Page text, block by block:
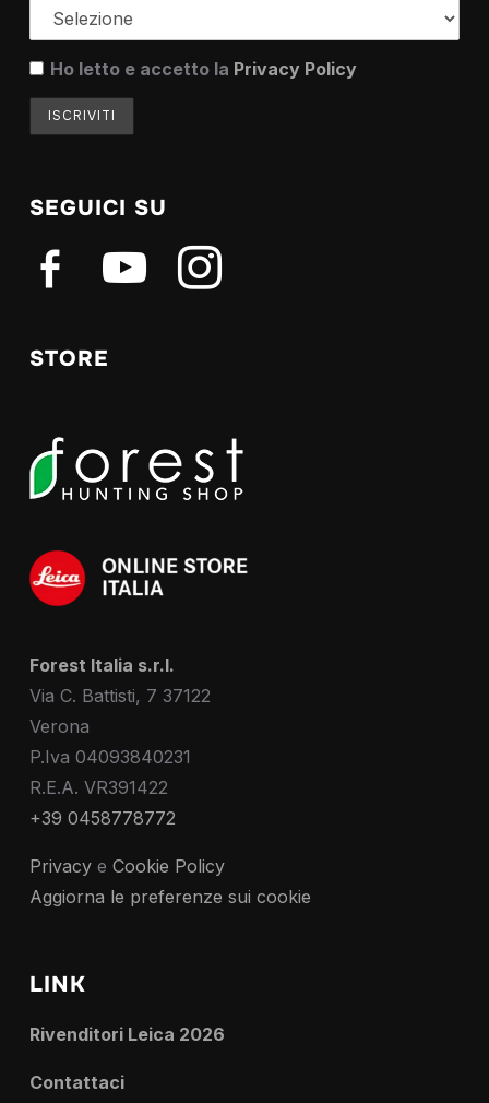
Ho letto e accetto la Privacy Policy
SEGUICI SU
facebook- youtube instagram
STORE
Forest Italia s.r.l.
Via C. Battisti, 7 37122
Verona
P.Iva 04093840231
R.E.A. VR391422
+39 0458778772
Privacye Cookie Policy
Aggiorna le preferenze sui cookie
LINK
Rivenditori Leica 2026
Contattaci